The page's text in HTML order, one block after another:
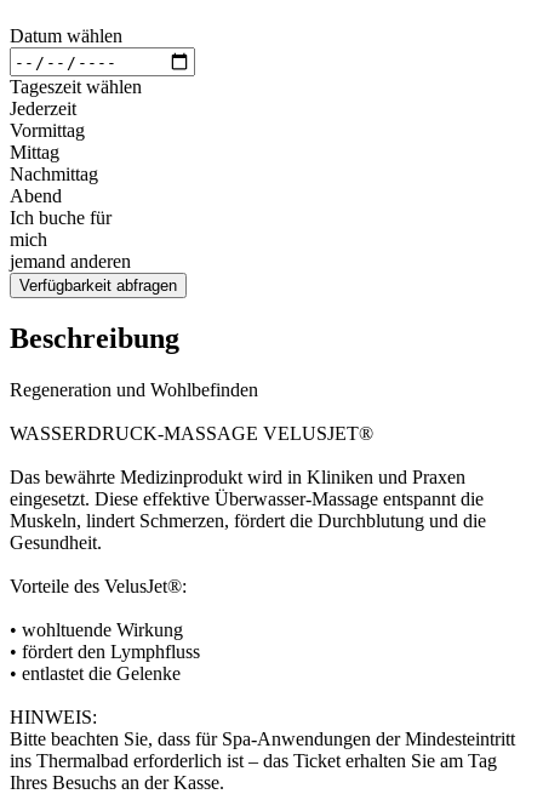
Datum wählen
Tageszeit wählen
Jederzeit
Vormittag
Mittag
Nachmittag
Abend
Ich buche für
mich
jemand anderen
Verfügbarkeit abfragen
Beschreibung
Regeneration und Wohlbefinden
WASSERDRUCK-MASSAGE VELUSJET®
Das bewährte Medizinprodukt wird in Kliniken und Praxen
eingesetzt. Diese effektive Überwasser-Massage entspannt die
Muskeln, lindert Schmerzen, fördert die Durchblutung und die
Gesundheit.
Vorteile des VelusJet®:
• wohltuende Wirkung
• fördert den Lymphfluss
• entlastet die Gelenke
HINWEIS:
Bitte beachten Sie, dass für Spa-Anwendungen der Mindesteintritt
ins Thermalbad erforderlich ist – das Ticket erhalten Sie am Tag
Ihres Besuchs an der Kasse.